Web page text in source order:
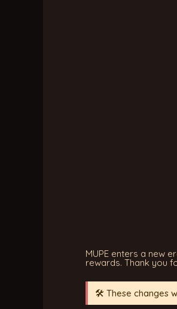
MUPE enters a new
rewards. Thank you
🛠️ These changes